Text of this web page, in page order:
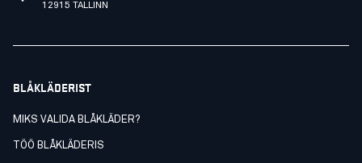
12915 TALLINN
BLÅKLÄDERIST
MIKS VALIDA BLÅKLÄDER?
TÖÖ BLÅKLÄDERIS